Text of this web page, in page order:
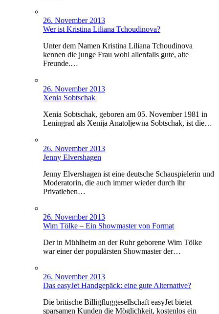
26. November 2013
Wer ist Kristina Liliana Tchoudinova?
Unter dem Namen Kristina Liliana Tchoudinova
kennen die junge Frau wohl allenfalls gute, alte
Freunde.…
26. November 2013
Xenia Sobtschak
Xenia Sobtschak, geboren am 05. November 1981 in
Leningrad als Xenija Anatoljewna Sobtschak, ist die…
26. November 2013
Jenny Elvershagen
Jenny Elvershagen ist eine deutsche Schauspielerin und
Moderatorin, die auch immer wieder durch ihr
Privatleben…
26. November 2013
Wim Tölke – Ein Showmaster von Format
Der in Mühlheim an der Ruhr geborene Wim Tölke
war einer der populärsten Showmaster der…
26. November 2013
Das easyJet Handgepäck: eine gute Alternative?
Die britische Billigfluggesellschaft easyJet bietet
sparsamen Kunden die Möglichkeit, kostenlos ein